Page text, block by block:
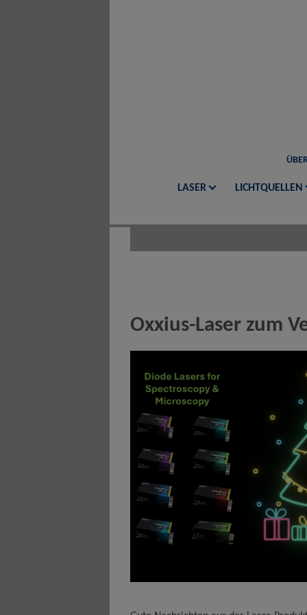
LASER LICHTQUELLEN
Oxxius-Laser zum